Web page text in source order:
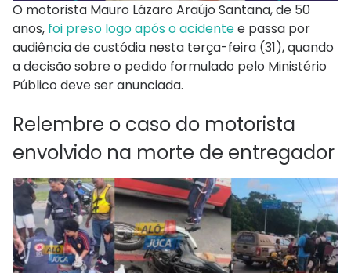
O motorista Mauro Lázaro Araújo Santana, de 50
anos, foi preso logo após o acidentee passa por
audiência de custódia nesta terça-feira (31), quando
a decisão sobre o pedido formulado pelo Ministério
Público deve ser anunciada.
Relembre o caso do motorista
envolvido na morte de entregador